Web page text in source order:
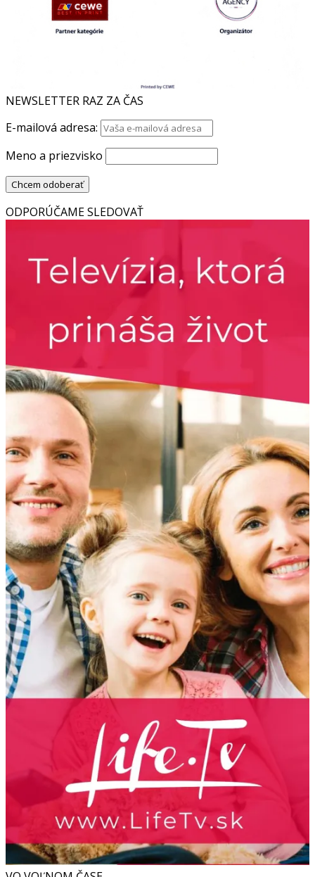
NEWSLETTER RAZ ZA ČAS
E-mailová adresa:
Meno a priezvisko
ODPORÚČAME SLEDOVAŤ